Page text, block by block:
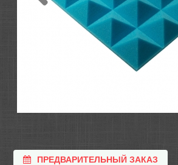
ПРЕДВАРИТЕЛЬНЫЙ ЗАКАЗ